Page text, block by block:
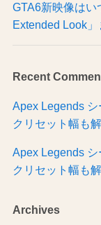
GTA6新映像は
Extended Look」
Recent
Apex Legends
クリセット幅も
Apex Legends
クリセット幅も
Archives